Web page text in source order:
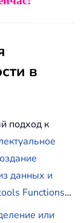
в
подход к
данных и
Functions…
или